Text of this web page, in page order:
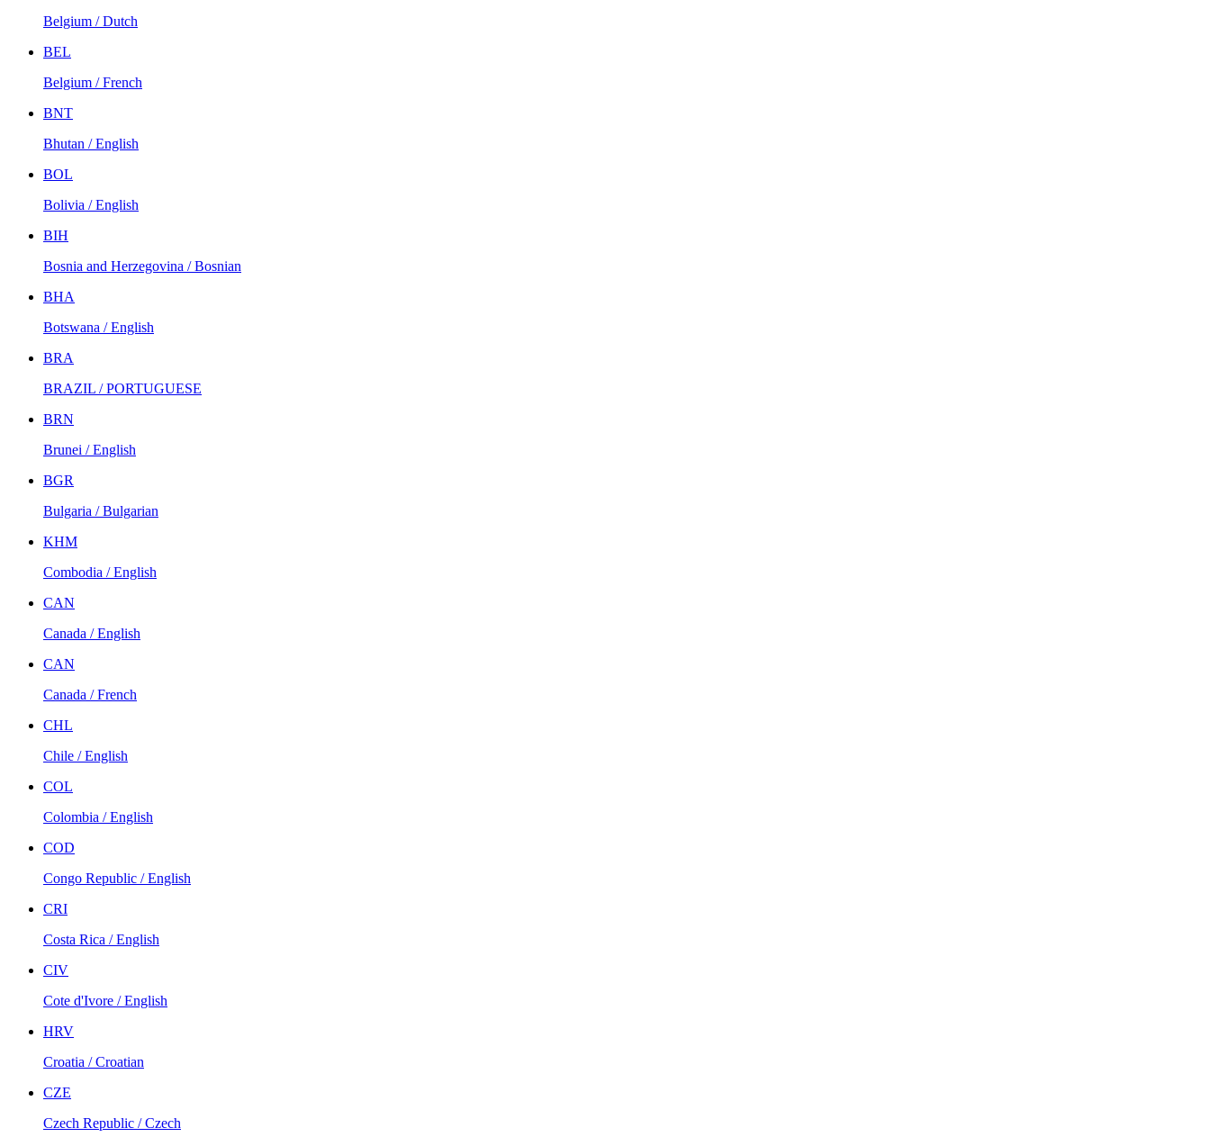
Belgium / Dutch
BEL
Belgium / French
BNT
Bhutan / English
BOL
Bolivia / English
BIH
Bosnia and Herzegovina / Bosnian
BHA
Botswana / English
BRA
BRAZIL / PORTUGUESE
BRN
Brunei / English
BGR
Bulgaria / Bulgarian
KHM
Combodia / English
CAN
Canada / English
CAN
Canada / French
CHL
Chile / English
COL
Colombia / English
COD
Congo Republic / English
CRI
Costa Rica / English
CIV
Cote d'Ivore / English
HRV
Croatia / Croatian
CZE
Czech Republic / Czech